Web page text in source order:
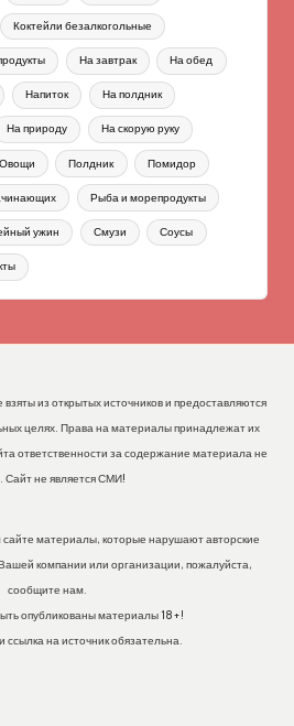
Коктейли безалкогольные
На завтрак На обед
Напиток На полдник
На природу На скорую руку
Овощи Полдник Помидор
Рыба и морепродукты
ужин Смузи Соусы
из открытых источников и предоставляются
целях. Права на материалы принадлежат их
ответственности за содержание материала не
Сайт не является СМИ!
материалы, которые нарушают авторские
компании или организации, пожалуйста,
сообщите нам.
опубликованы материалы 18+!
на источник обязательна.